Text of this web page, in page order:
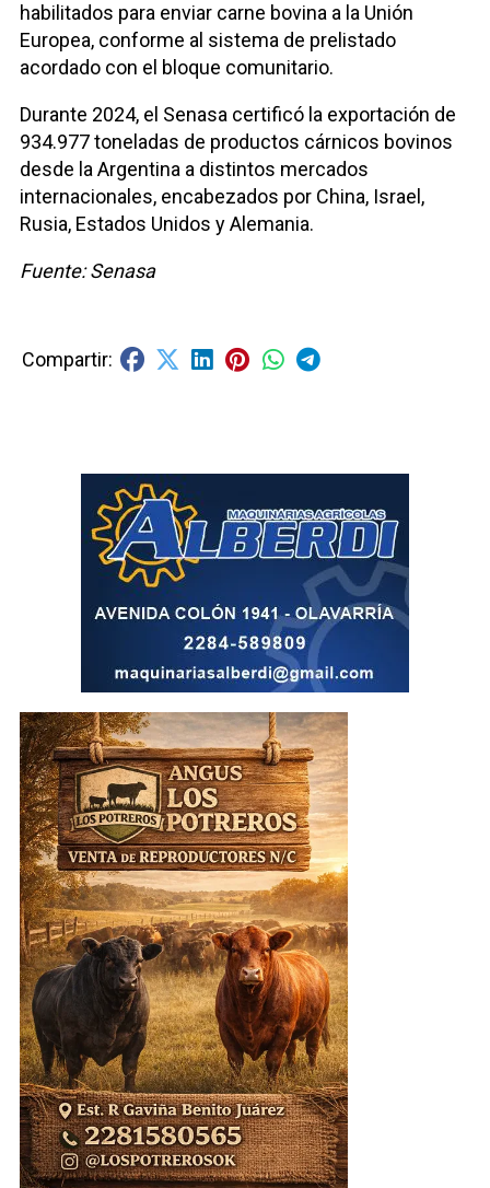
habilitados para enviar carne bovina a la Unión
Europea, conforme al sistema de prelistado
acordado con el bloque comunitario.
Durante 2024, el Senasa certificó la exportación de
934.977 toneladas de productos cárnicos bovinos
desde la Argentina a distintos mercados
internacionales, encabezados por China, Israel,
Rusia, Estados Unidos y Alemania.
Fuente: Senasa